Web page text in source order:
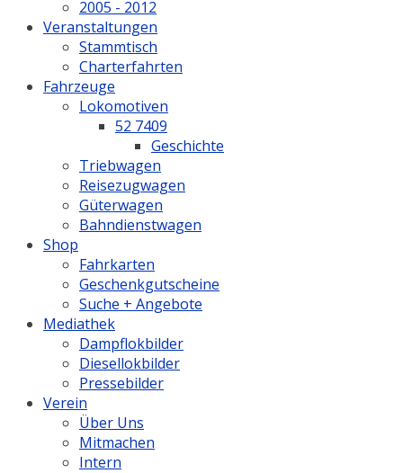
2005 - 2012
Veranstaltungen
Stammtisch
Charterfahrten
Fahrzeuge
Lokomotiven
52 7409
Geschichte
Triebwagen
Reisezugwagen
Güterwagen
Bahndienstwagen
Shop
Fahrkarten
Geschenkgutscheine
Suche + Angebote
Mediathek
Dampflokbilder
Diesellokbilder
Pressebilder
Verein
Über Uns
Mitmachen
Intern